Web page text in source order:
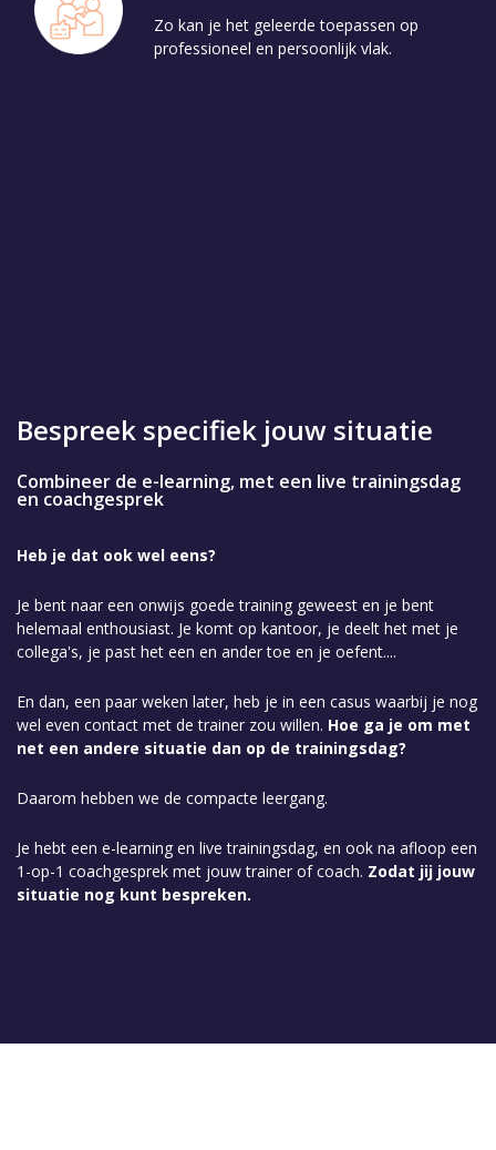
Zo kan je het geleerde toepassen op
professioneel en persoonlijk vlak.
Bespreek specifiek jouw situatie
Combineer de e-learning, met een live trainingsdag
en coachgesprek
Heb je dat ook wel eens?
Je bent naar een onwijs goede training geweest en je bent
helemaal enthousiast. Je komt op kantoor, je deelt het met je
collega's, je past het een en ander toe en je oefent....
En dan, een paar weken later, heb je in een casus waarbij je nog
wel even contact met de trainer zou willen. Hoe ga je om met
net een andere situatie dan op de trainingsdag?
Daarom hebben we de compacte leergang.
Je hebt een e-learning en live trainingsdag, en ook na afloop een
1-op-1 coachgesprek met jouw trainer of coach. Zodat jij jouw
situatie nog kunt bespreken.